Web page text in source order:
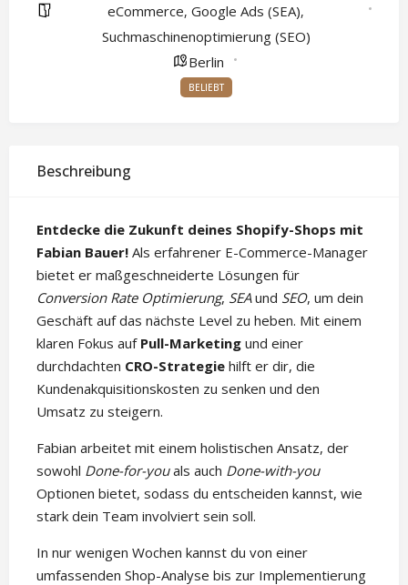
eCommerce, Google Ads (SEA),
Suchmaschinenoptimierung (SEO)
Berlin
BELIEBT
Beschreibung
Entdecke die Zukunft deines Shopify-Shops mit
Fabian Bauer! Als erfahrener E-Commerce-Manager
bietet er maßgeschneiderte Lösungen für
Conversion Rate Optimierung, SEAund SEO, um dein
Geschäft auf das nächste Level zu heben. Mit einem
klaren Fokus auf Pull-Marketing und einer
durchdachten CRO-Strategie hilft er dir, die
Kundenakquisitionskosten zu senken und den
Umsatz zu steigern.
Fabian arbeitet mit einem holistischen Ansatz, der
sowohl Done-for-youals auch Done-with-you
Optionen bietet, sodass du entscheiden kannst, wie
stark dein Team involviert sein soll.
In nur wenigen Wochen kannst du von einer
umfassenden Shop-Analyse bis zur Implementierung